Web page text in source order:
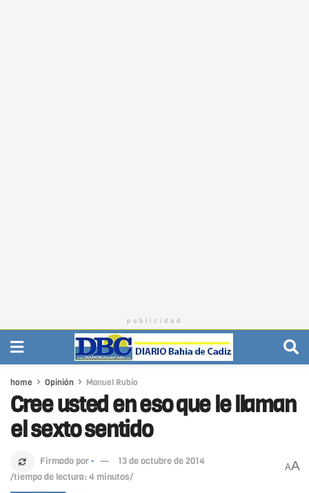
publicidad
home Opinión Manuel Rubio
Cree usted en eso que le llaman
el sexto sentido
Firmado por ·
13 de octubre de 2014
/tiempo de lectura: 4 minutos/
AA